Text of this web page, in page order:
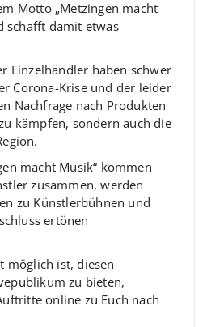
Motto „Metzingen macht
schafft damit etwas
Einzelhändler haben schwer
Corona-Krise und der leider
Nachfrage nach Produkten
kämpfen, sondern auch die
macht Musik“ kommen
zusammen, werden
zu Künstlerbühnen und
ertönen
möglich ist, diesen
zu bieten,
online zu Euch nach